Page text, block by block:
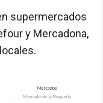
supermercados
y Mercadona,